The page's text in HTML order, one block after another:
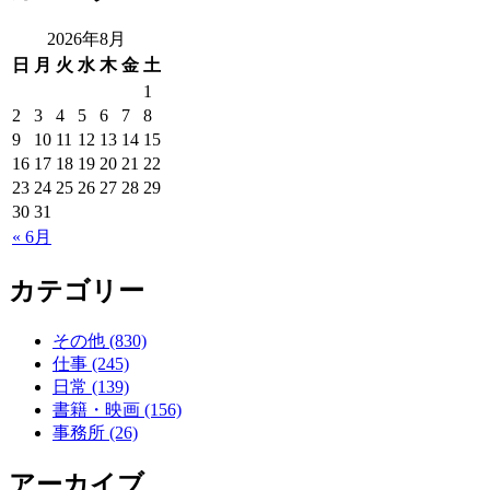
2026年8月
日
月 火 水 木 金 土
« 6月
1
2
3 4 5 6 7
8
9
10 11 12 13 14 15
16 17 18 19 20 21 22
23 24 25 26 27 28 29
30 31
カテゴリー
その他 (830)
仕事 (245)
日常 (139)
書籍・映画 (156)
事務所 (26)